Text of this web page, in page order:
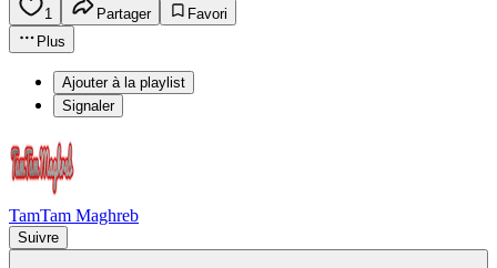
1 Partager
Favori
Plus
Ajouter à la playlist
Signaler
TamTam Maghreb
Suivre